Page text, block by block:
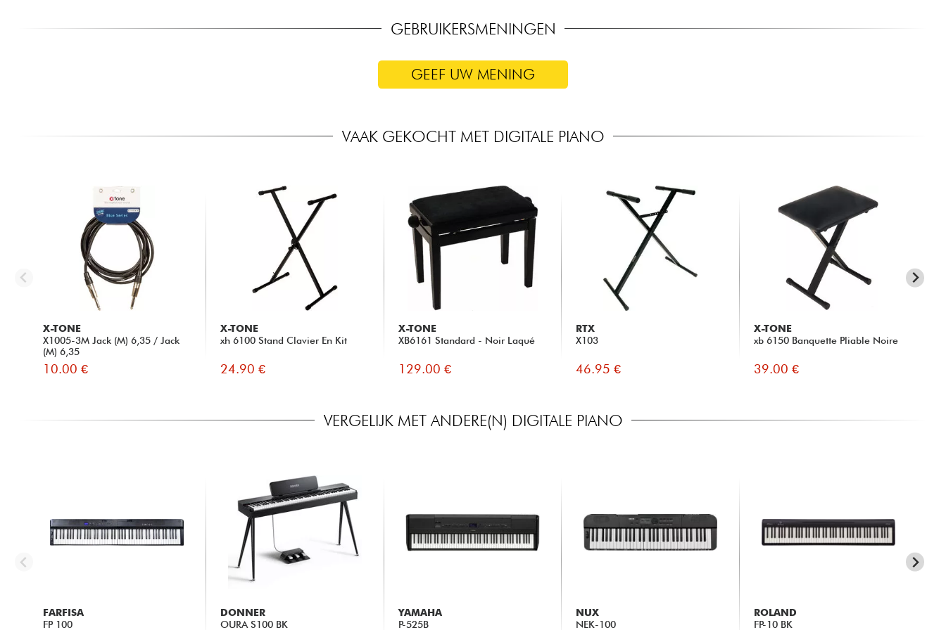
GEBRUIKERSMENINGEN
GEEF UW MENING
VAAK GEKOCHT MET DIGITALE PIANO
X-TONE
X1005-3M Jack (M) 6,35 / Jack
(M) 6,35
10.00 €
X-TONE
xh 6100 Stand Clavier En Kit
24.90 €
X-TONE
XB6161 Standard - Noir Laqué
129.00 €
RTX
X103
46.95 €
X-TONE
xb 6150 Banquette Pliable Noire
39.00 €
VERGELIJK MET ANDERE(N) DIGITALE PIANO
FARFISA
FP 100
DONNER
OURA S100 BK
YAMAHA
P-525B
NUX
NEK-100
ROLAND
FP-10 BK